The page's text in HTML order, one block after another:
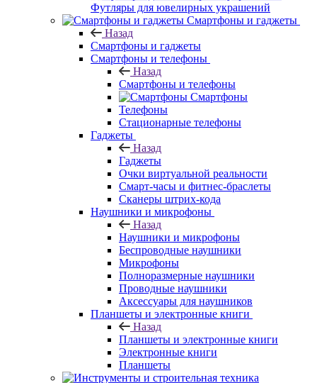
Футляры для ювелирных украшений
Смартфоны и гаджеты
Назад
Смартфоны и гаджеты
Смартфоны и телефоны
Назад
Смартфоны и телефоны
Смартфоны
Телефоны
Стационарные телефоны
Гаджеты
Назад
Гаджеты
Очки виртуальной реальности
Смарт-часы и фитнес-браслеты
Сканеры штрих-кода
Наушники и микрофоны
Назад
Наушники и микрофоны
Беспроводные наушники
Микрофоны
Полноразмерные наушники
Проводные наушники
Аксессуары для наушников
Планшеты и электронные книги
Назад
Планшеты и электронные книги
Электронные книги
Планшеты